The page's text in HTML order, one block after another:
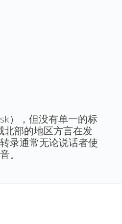
），但没有单一的标
部的地区方言在发
录通常无论说话者使
。